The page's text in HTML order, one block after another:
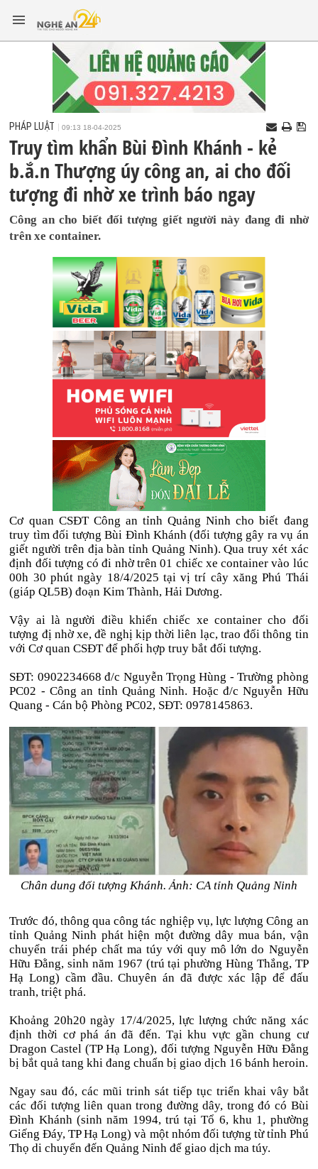
PHÁP LUẬT 09:13 18-04-2025
Truy tìm khẩn Bùi Đình Khánh - kẻ
b.ắ.n Thượng úy công an, ai cho đối
tượng đi nhờ xe trình báo ngay
Công an cho biết đối tượng giết người này đang đi nhờ
trên xe container.
Cơ quan CSĐT Công an tỉnh Quảng Ninh cho biết đang
truy tìm đối tượng Bùi Đình Khánh (đối tượng gây ra vụ án
giết người trên địa bàn tỉnh Quảng Ninh). Qua truy xét xác
định đối tượng có đi nhờ trên 01 chiếc xe container vào lúc
00h 30 phút ngày 18/4/2025 tại vị trí cây xăng Phú Thái
(giáp QL5B) đoạn Kim Thành, Hải Dương.
Vậy ai là người điều khiển chiếc xe container cho đối
tượng đị nhờ xe, đề nghị kịp thời liên lạc, trao đổi thông tin
với Cơ quan CSĐT để phối hợp truy bắt đối tượng.
SĐT: 0902234668 đ/c Nguyễn Trọng Hùng - Trường phòng
PC02 - Công an tỉnh Quảng Ninh. Hoặc đ/c Nguyễn Hữu
Quang - Cán bộ Phòng PC02, SĐT: 0978145863.
Chân dung đối tượng Khánh. Ảnh: CA tỉnh Quảng Ninh
Trước đó, thông qua công tác nghiệp vụ, lực lượng Công an
tỉnh Quảng Ninh phát hiện một đường dây mua bán, vận
chuyển trái phép chất ma túy với quy mô lớn do Nguyễn
Hữu Đằng, sinh năm 1967 (trú tại phường Hùng Thắng, TP
Hạ Long) cầm đầu. Chuyên án đã được xác lập để đấu
tranh, triệt phá.
Khoảng 20h20 ngày 17/4/2025, lực lượng chức năng xác
định thời cơ phá án đã đến. Tại khu vực gần chung cư
Dragon Castel (TP Hạ Long), đối tượng Nguyễn Hữu Đằng
bị bắt quả tang khi đang chuẩn bị giao dịch 16 bánh heroin.
Ngay sau đó, các mũi trinh sát tiếp tục triển khai vây bắt
các đối tượng liên quan trong đường dây, trong đó có Bùi
Đình Khánh (sinh năm 1994, trú tại Tổ 6, khu 1, phường
Giếng Đáy, TP Hạ Long) và một nhóm đối tượng từ tỉnh Phú
Thọ di chuyển đến Quảng Ninh để giao dịch ma túy.